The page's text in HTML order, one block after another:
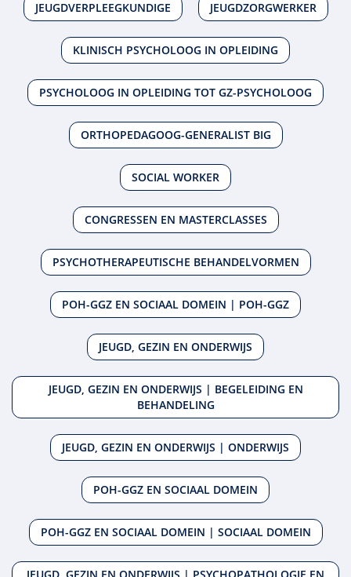
JEUGDVERPLEEGKUNDIGE JEUGDZORGWERKER
KLINISCH PSYCHOLOOG IN OPLEIDING
PSYCHOLOOG IN OPLEIDING TOT GZ-PSYCHOLOOG
ORTHOPEDAGOOG-GENERALIST BIG
SOCIAL WORKER
CONGRESSEN EN MASTERCLASSES
PSYCHOTHERAPEUTISCHE BEHANDELVORMEN
POH-GGZ EN SOCIAAL DOMEIN | POH-GGZ
JEUGD, GEZIN EN ONDERWIJS
JEUGD, GEZIN EN ONDERWIJS | BEGELEIDING EN
BEHANDELING
JEUGD, GEZIN EN ONDERWIJS | ONDERWIJS
POH-GGZ EN SOCIAAL DOMEIN
POH-GGZ EN SOCIAAL DOMEIN | SOCIAAL DOMEIN
JEUGD, GEZIN EN ONDERWIJS | PSYCHOPATHOLOGIE EN